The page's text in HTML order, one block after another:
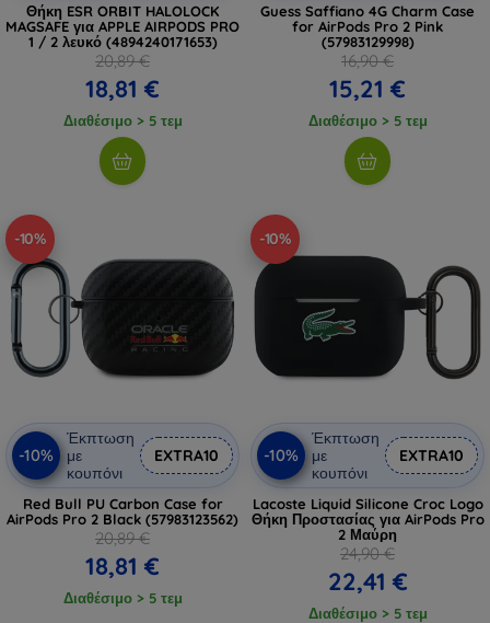
Θήκη ESR ORBIT HALOLOCK
MAGSAFE για APPLE AIRPODS PRO
1 / 2 λευκό (4894240171653)
20,89 €
18,81 €
Διαθέσιμο > 5 τεμ
Guess Saffiano 4G Charm Case
for AirPods Pro 2 Pink
(57983129998)
16,90 €
15,21 €
Διαθέσιμο > 5 τεμ
-10%
-10%
Έκπτωση
με
κουπόνι
EXTRA10
Red Bull PU Carbon Case for
AirPods Pro 2 Black (57983123562)
20,89 €
18,81 €
Διαθέσιμο > 5 τεμ
-10%
-10%
Έκπτωση
με
κουπόνι
EXTRA10
Lacoste Liquid Silicone Croc Logo
Θήκη Προστασίας για AirPods Pro
2 Μαύρη
24,90 €
22,41 €
Διαθέσιμο > 5 τεμ